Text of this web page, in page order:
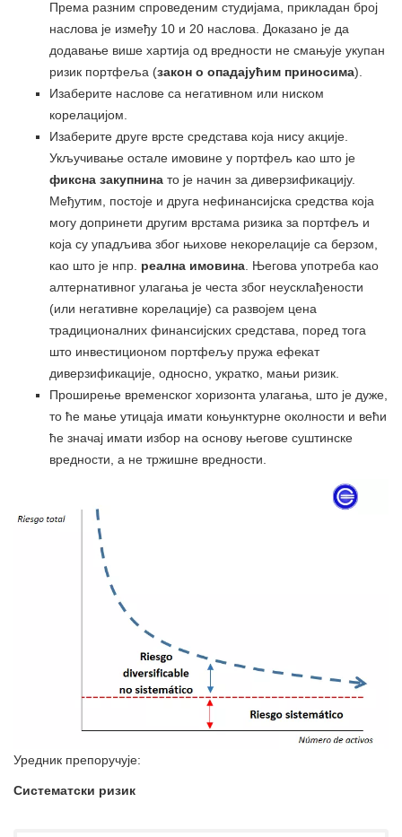
Према разним спроведеним студијама, прикладан број
наслова је између 10 и 20 наслова. Доказано је да
додавање више хартија од вредности не смањује укупан
ризик портфеља (закон о опадајућим приносима).
Изаберите наслове са негативном или ниском
корелацијом.
Изаберите друге врсте средстава која нису акције.
Укључивање остале имовине у портфељ као што је
фиксна закупнина то је начин за диверзификацију.
Међутим, постоје и друга нефинансијска средства која
могу допринети другим врстама ризика за портфељ и
која су упадљива због њихове некорелације са берзом,
као што је нпр. реална имовина . Његова употреба као
алтернативног улагања је честа због неусклађености
(или негативне корелације) са развојем цена
традиционалних финансијских средстава, поред тога
што инвестиционом портфељу пружа ефекат
диверзификације, односно, укратко, мањи ризик.
Проширење временског хоризонта улагања, што је дуже,
то ће мање утицаја имати коњунктурне околности и већи
ће значај имати избор на основу његове суштинске
вредности, а не тржишне вредности.
Уредник препоручује:
Систематски ризик